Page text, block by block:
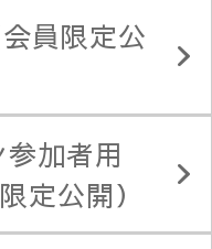
員限定公
加者用
定公開）